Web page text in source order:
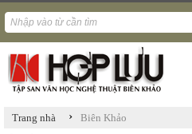
Trang nhà › Biên Khảo